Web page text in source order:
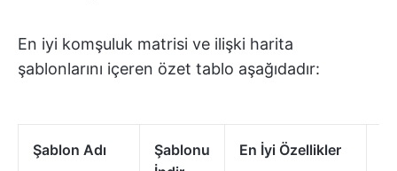
En iyi komşuluk matrisi ve ilişki harita
şablonlarını içeren özet tablo aşağıdadır:
Şablon Adı
Şablonu
En İyi Özellikler